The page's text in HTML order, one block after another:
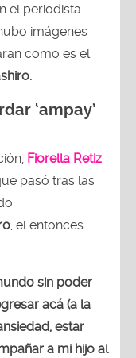
el periodista
imágenes
como es el
‘ampay’
Fiorella Retiz
pasó tras las
, el entonces
sin poder
acá (a la
estar
a mi hijo al